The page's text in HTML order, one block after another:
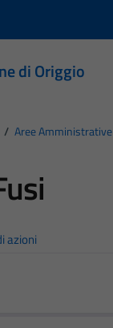
di Origgio
/ Aree Amministrative
azioni